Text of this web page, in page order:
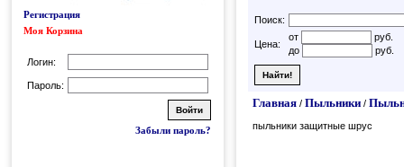
Регистрация
Моя Корзина
Логин:
Пароль:
Забыли пароль?
Поиск:
Цена:
от
руб.
до
руб.
Главная / Пыльники /
пыльники защитные шрус